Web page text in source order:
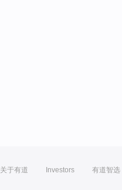
关于有道 Investors 有道智选